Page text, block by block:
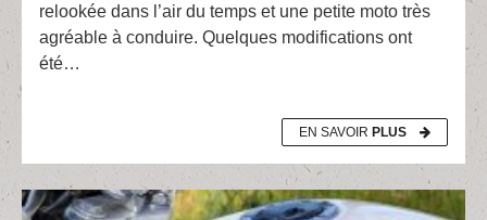
relookée dans l’air du temps et une petite moto très
agréable à conduire. Quelques modifications ont
été…
EN SAVOIR PLUS